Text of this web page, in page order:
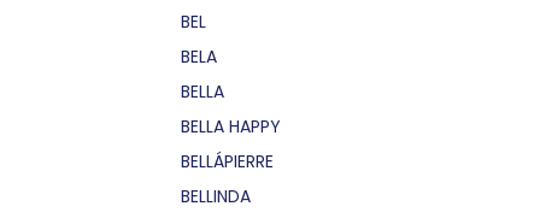
BEL
BELA
BELLA
BELLA HAPPY
BELLÁPIERRE
BELLINDA